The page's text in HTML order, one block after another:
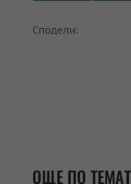
Сподели:
ОЩЕ ПО